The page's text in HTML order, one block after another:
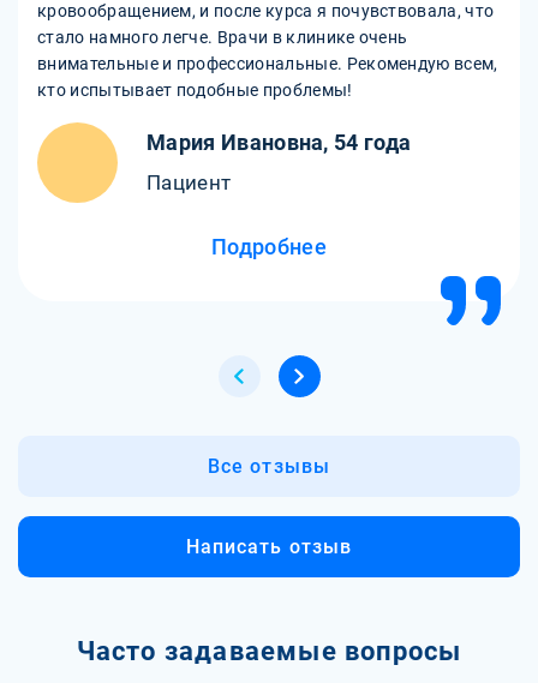
кровообращением, и после курса я почувствовала, что
стало намного легче. Врачи в клинике очень
внимательные и профессиональные. Рекомендую всем,
кто испытывает подобные проблемы!
Мария Ивановна, 54 года
Пациент
Подробнее
Все отзывы
Написать отзыв
Часто задаваемые вопросы